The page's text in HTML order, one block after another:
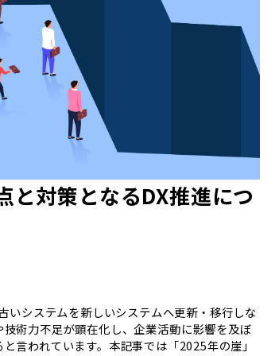
対策となるDX推進につ
システムを新しいシステムへ更新・移行しな
術力不足が顕在化し、企業活動に影響を及ぼ
言われています。本記事では「2025年の崖」